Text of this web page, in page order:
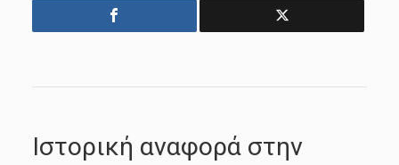
Ιστορική αναφορά στην